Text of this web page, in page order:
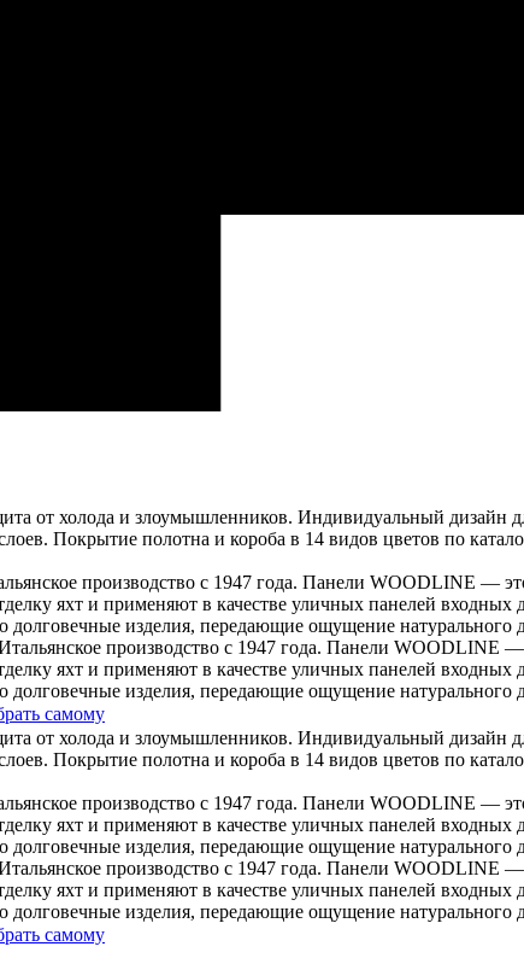
от холода и злоумышленников. Индивидуальный дизайн
Покрытие полотна и короба в 14 видов цветов по
производство с 1947 года. Панели WOODLINE —
яхт и применяют в качестве уличных панелей
изделия, передающие ощущение натурального
производство с 1947 года. Панели WOODLINE —
яхт и применяют в качестве уличных панелей
изделия, передающие ощущение натурального
самому
от холода и злоумышленников. Индивидуальный дизайн
Покрытие полотна и короба в 14 видов цветов по
производство с 1947 года. Панели WOODLINE —
яхт и применяют в качестве уличных панелей
изделия, передающие ощущение натурального
производство с 1947 года. Панели WOODLINE —
яхт и применяют в качестве уличных панелей
изделия, передающие ощущение натурального
самому